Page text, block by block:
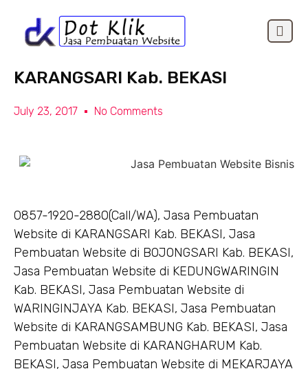
Jasa Pembuatan Website di
KARANGSARI Kab. BEKASI
July 23, 2017 No Comments
0857-1920-2880(Call/WA), Jasa Pembuatan
Website di KARANGSARI Kab. BEKASI, Jasa
Pembuatan Website di BOJONGSARI Kab. BEKASI,
Jasa Pembuatan Website di KEDUNGWARINGIN
Kab. BEKASI, Jasa Pembuatan Website di
WARINGINJAYA Kab. BEKASI, Jasa Pembuatan
Website di KARANGSAMBUNG Kab. BEKASI, Jasa
Pembuatan Website di KARANGHARUM Kab.
BEKASI, Jasa Pembuatan Website di MEKARJAYA